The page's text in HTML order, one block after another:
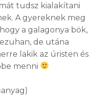
tudsz kialakítani
A gyereknek meg
a galagonya bök,
de utána
lakik az úristen és
menni